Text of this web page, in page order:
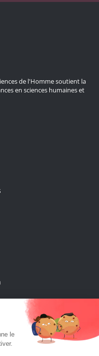
de l'Homme soutient la
en sciences humaines et